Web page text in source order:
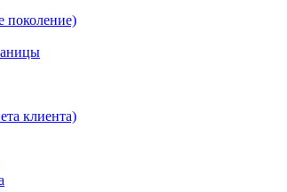
поколение)
клиента)